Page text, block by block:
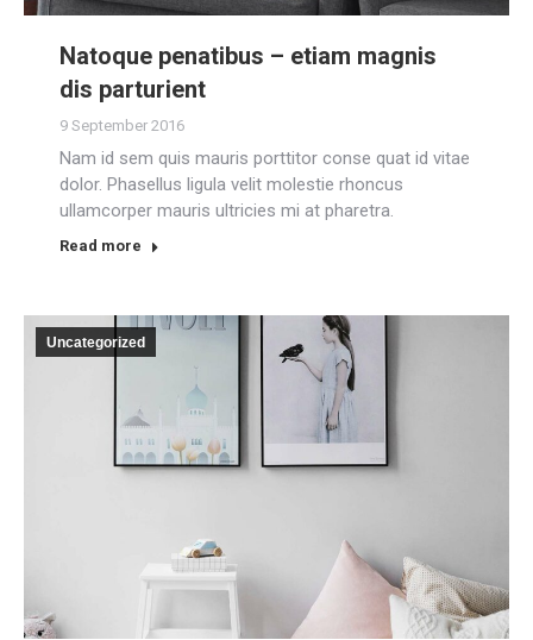
Natoque penatibus – etiam magnis
dis parturient
9 September 2016
Nam id sem quis mauris porttitor conse quat id vitae
dolor. Phasellus ligula velit molestie rhoncus
ullamcorper mauris ultricies mi at pharetra.
Read more
Uncategorized